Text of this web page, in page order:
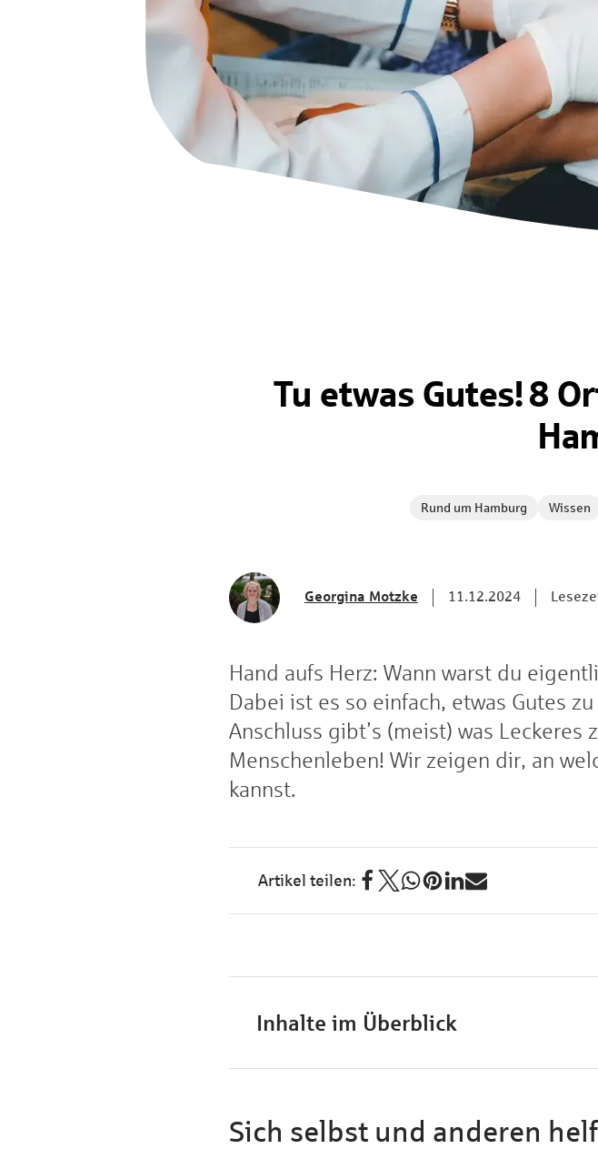
Tu etwas Gutes! 8
Rund um Hamburg Wissen
Georgina Motzke 11.12.2024
Hand aufs Herz: Wann warst du
Dabei ist es so einfach, etwas Gutes
Anschluss gibt’s (meist) was
Menschenleben! Wir zeigen dir, an
kannst.
Inhalte im Überblick
Sich selbst und anderen